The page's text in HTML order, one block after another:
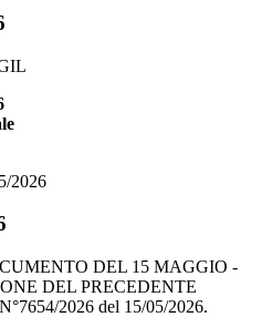
2026
DEL 15 MAGGIO -
DEL PRECEDENTE
2026 del 15/05/2026.